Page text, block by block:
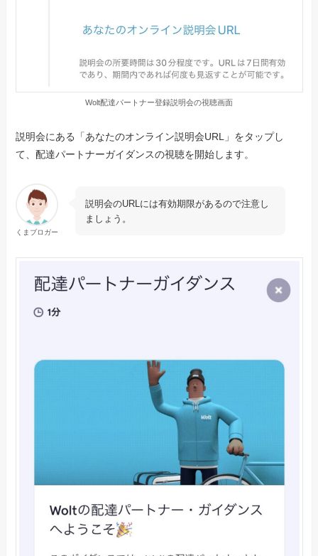
Wolt配達パートナー登録説明会の視聴画面
説明会にある「あなたのオンライン説明会URL」をタップし
て、配達パートナーガイダンスの視聴を開始します。
くまブロガー
説明会のURLには有効期限があるので注意し
ましょう。